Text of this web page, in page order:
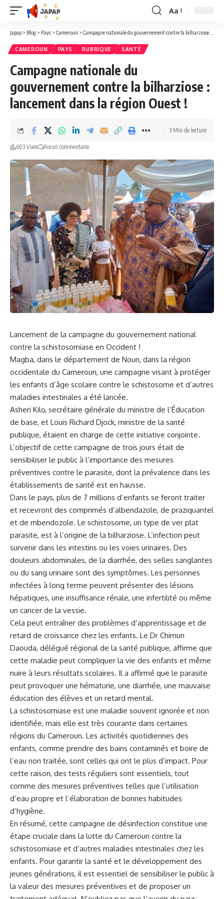
Redimensionner
la
Aa
Japap > Blog > Pays > Cameroun > Campagne nationale du gouvernement contre la bilharziose : lancement dans la région Ouest !
CAMEROUN PAYS RUBRIQUE SANTÉ
Campagne nationale du
gouvernement contre la bilharziose :
lancement dans la région Ouest !
603 Vues Aucun commentaire
3 Min de lecture
Lancement de la campagne du gouvernement national
contre la schistosomiase en Occident !
Magba, dans le département de Noun, dans la région
occidentale du Cameroun, une campagne visant à protéger
les enfants d’âge scolaire contre le schistosome et d’autres
maladies intestinales a été lancée.
Asheri Kilo, secrétaire générale du ministre de l’Éducation
de base, et Louis Richard Djock, ministre de la santé
publique, étaient en charge de cette initiative conjointe.
L’objectif de cette campagne de trois jours était de
sensibiliser le public à l’importance des mesures
préventives contre le parasite, dont la prévalence dans les
établissements de santé est en hausse.
Dans le pays, plus de 7 millions d’enfants se feront traiter
et recevront des comprimés d’albendazole, de praziquantel
et de mbendozole. Le schistosome, un type de ver plat
parasite, est à l’origine de la bilharziose. L’infection peut
survenir dans les intestins ou les voies urinaires. Des
douleurs abdominales, de la diarrhée, des selles sanglantes
ou du sang urinaire sont des symptômes. Les personnes
infectées à long terme peuvent présenter des lésions
hépatiques, une insuffisance rénale, une infertilité ou même
un cancer de la vessie.
Cela peut entraîner des problèmes d’apprentissage et de
retard de croissance chez les enfants. Le Dr Chimun
Daouda, délégué régional de la santé publique, affirme que
cette maladie peut compliquer la vie des enfants et même
nuire à leurs résultats scolaires. Il a affirmé que le parasite
peut provoquer une hématurie, une diarrhée, une mauvaise
éducation des élèves et un retard mental.
La schistosomiase est une maladie souvent ignorée et non
identifiée, mais elle est très courante dans certaines
régions du Cameroun. Les activités quotidiennes des
enfants, comme prendre des bains contaminés et boire de
l’eau non traitée, sont celles qui ont le plus d’impact. Pour
cette raison, des tests réguliers sont essentiels, tout
comme des mesures préventives telles que l’utilisation
d’eau propre et l’élaboration de bonnes habitudes
d’hygiène.
En résumé, cette campagne de désinfection constitue une
étape cruciale dans la lutte du Cameroun contre la
schistosomiase et d’autres maladies intestinales chez les
enfants. Pour garantir la santé et le développement des
jeunes générations, il est essentiel de sensibiliser le public à
la valeur des mesures préventives et de proposer un